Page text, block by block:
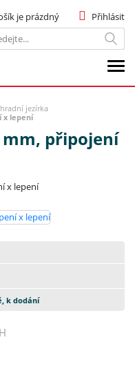
Přihlásit
je prázdný
jezírka
x lepení
mm, připojení
x lepení
k dodání